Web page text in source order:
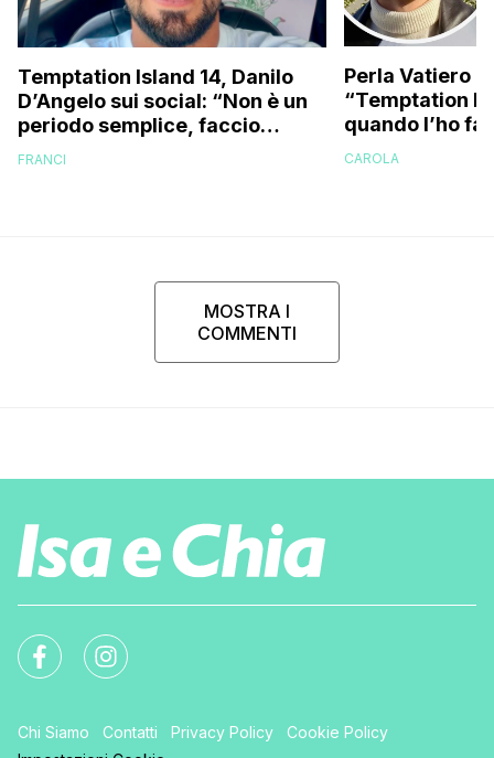
Temptation Island 14, Danilo
D’Angelo sui social: “Non è un
periodo semplice, faccio
fatica…”
FRANCI
Perla Vatiero
“Temptation
quando l’ho
a guardarlo
CAROLA
MOSTRA I
COMMENTI
Chi Siamo Contatti Privacy Policy
Cookie Policy